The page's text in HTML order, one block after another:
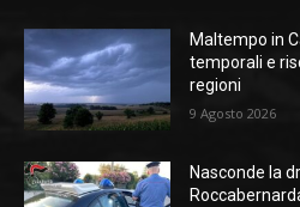
Maltempo in
temporali e
regioni
9 Agosto 2026
Nasconde la